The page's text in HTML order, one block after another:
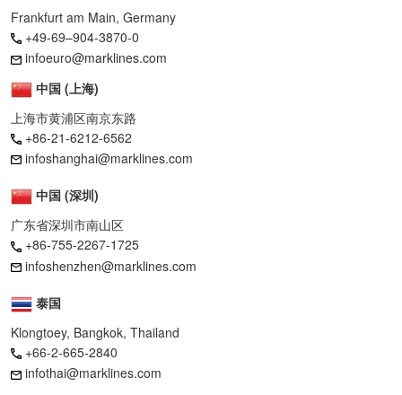
Frankfurt am Main, Germany
+49-69–904-3870-0
infoeuro@marklines.com
中国 (上海)
上海市黄浦区南京东路
+86-21-6212-6562
infoshanghai@marklines.com
中国 (深圳)
广东省深圳市南山区
+86-755-2267-1725
infoshenzhen@marklines.com
泰国
Klongtoey, Bangkok, Thailand
+66-2-665-2840
infothai@marklines.com